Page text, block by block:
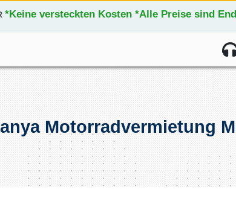
*Keine versteckten Kosten *Alle Preise sind
Motorradvermietung